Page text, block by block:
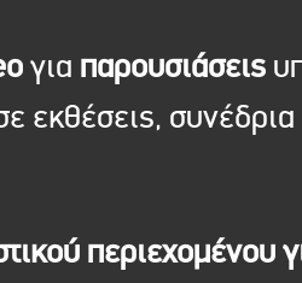
για παρουσιάσεις
εκθέσεις, συνέδρια
περιεχομένου